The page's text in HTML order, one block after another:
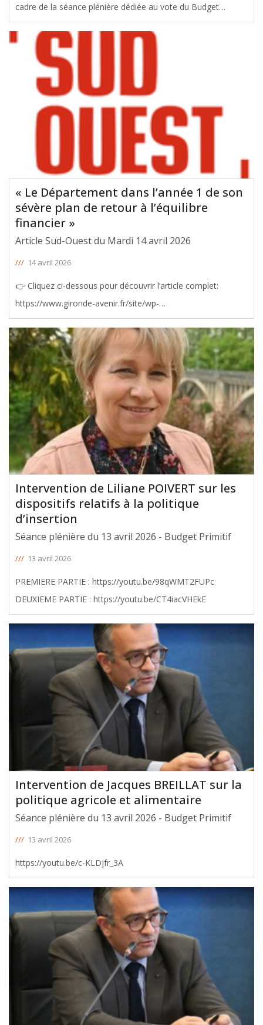
cadre de la séance plénière dédiée au vote du Budget
Primitif rectificatif et du Compte Financier Unique 2025[ … ]
« Le Département dans l’année 1 de son
sévère plan de retour à l’équilibre
financier »
Article Sud-Ouest du Mardi 14 avril 2026
/// 14 avril 2026
👉 Cliquez ci-dessous pour découvrir l’article complet:
https://www.gironde-avenir.fr/site/wp-
content/uploads/Article-BP26-SO-13-04-26-1.png
Intervention de Liliane POIVERT sur les
dispositifs relatifs à la politique
d’insertion
Séance plénière du 13 avril 2026 - Budget Primitif
/// 13 avril 2026
PREMIERE PARTIE : https://youtu.be/98qWMT2FUPc
DEUXIEME PARTIE : https://youtu.be/CT4iacVHEkE
Intervention de Jacques BREILLAT sur la
politique agricole et alimentaire
Séance plénière du 13 avril 2026 - Budget Primitif
/// 13 avril 2026
https://youtu.be/c-KLDjfr_3A